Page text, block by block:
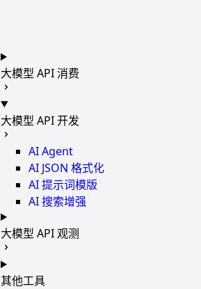
大模型 API 消费
大模型 API 开发
AI Agent
AI JSON 格式化
AI 提示词模版
AI 搜索增强
大模型 API 观测
其他工具